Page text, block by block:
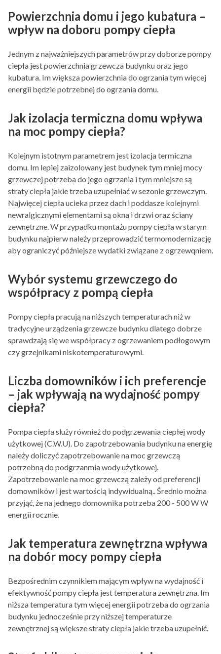
Powierzchnia domu i jego kubatura –
wpływ na doboru pompy ciepła
Jednym z najważniejszych parametrów przy doborze pompy
ciepła jest powierzchnia grzewcza budynku oraz jego
kubatura. Im większa powierzchnia do ogrzania tym więcej
energii będzie potrzebnej do ogrzania domu.
Jak izolacja termiczna domu wpływa
na moc pompy ciepła?
Kolejnym istotnym parametrem jest izolacja termiczna
domu. Im lepiej zaizolowany jest budynek tym mniej mocy
grzewczej potrzeba do jego ogrzania i tym mniejsze są
straty ciepła jakie trzeba uzupełniać w sezonie grzewczym.
Najwięcej ciepła ucieka przez dach i poddasze kolejnymi
newralgicznymi elementami są okna i drzwi oraz ściany
zewnętrzne. W przypadku montażu pompy ciepła w starym
budynku najpierw należy przeprowadzić termomodernizację
aby ograniczyć późniejsze wydatki związane z ogrzewqniem.
Wybór systemu grzewczego do
współpracy z pompą ciepła
Pompy ciepła pracują na niższych temperaturach niż w
tradycyjne urządzenia grzewcze budynku dlatego dobrze
sprawdzają się we współpracy z ogrzewaniem podłogowym
czy grzejnikami niskotemperaturowymi.
Liczba domowników i ich preferencje
– jak wpływają na wydajność pompy
ciepła?
Pompa ciepła sluży również do podgrzewania ciepłej wody
użytkowej (C.W.U). Do zapotrzebowania budynku na energię
należy doliczyć zapotrzebowanie na moc grzewczą
potrzebną do podgrzanmia wody użytkowej.
Zapotrzebowanie na moc grzewczą zależy od preferencji
domowników i jest wartością indywidualną.. Średnio można
przyjąć, że na jednego domownika potrzeba 200 - 500 W W
energii rocznie.
Jak temperatura zewnętrzna wpływa
na dobór mocy pompy ciepła
Bezpośrednim czynnikiem mającym wpływ na wydajność i
efektywność pompy ciepła jest temperatura zewnętrzna. Im
niższa temperatura tym więcej energii potrzeba do ogrzania
budynku jednocześnie przy niższej temperaturze
zewnętrznej są większe straty ciepła jakie trzeba uzupełnić.